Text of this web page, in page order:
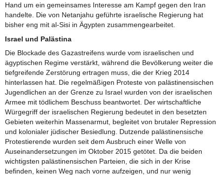
Hand um ein gemeinsames Interesse am Kampf gegen den Iran
handelte. Die von Netanjahu geführte israelische Regierung hat
bisher eng mit al-Sisi in Ägypten zusammengearbeitet.
Israel und Palästina
Die Blockade des Gazastreifens wurde vom israelischen und
ägyptischen Regime verstärkt, während die Bevölkerung weiter die
tiefgreifende Zerstörung ertragen muss, die der Krieg 2014
hinterlassen hat. Die regelmäßigen Proteste von palästinensischen
Jugendlichen an der Grenze zu Israel wurden von der israelischen
Armee mit tödlichem Beschuss beantwortet. Der wirtschaftliche
Würgegriff der israelischen Regierung bedeutet in den besetzten
Gebieten weiterhin Massenarmut, begleitet von brutaler Repression
und kolonialer jüdischer Besiedlung. Dutzende palästinensische
Protestierende wurden seit dem Ausbruch einer Welle von
Auseinandersetzungen im Oktober 2015 getötet. Da die beiden
wichtigsten palästinensischen Parteien, die sich in der Krise
befinden, keinen Weg nach vorne aufzeigen, und nur wenig